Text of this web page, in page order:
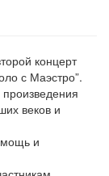
концерт
с Маэстро”.
веков и
и